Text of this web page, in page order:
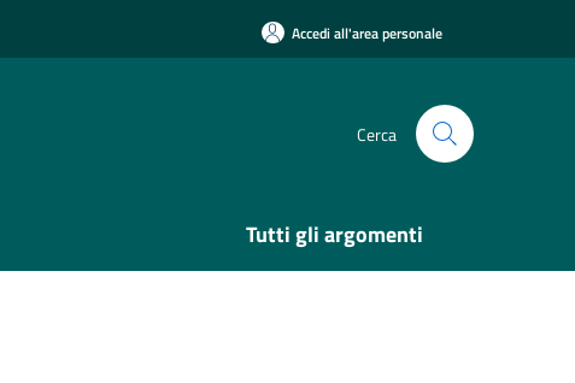
Accedi all'area personale
Cerca
Tutti gli argomenti